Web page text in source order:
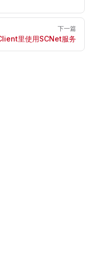
下一篇
里使用SCNet服务